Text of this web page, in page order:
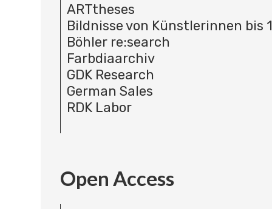
ARTtheses
Bildnisse von Künstlerinnen bis
Böhler re:search
Farbdiaarchiv
GDK Research
German Sales
RDK Labor
Open Access